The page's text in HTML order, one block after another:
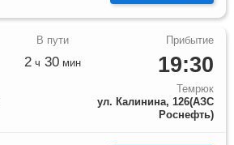
19:30
Темрюк
ул. Калинина, 126(АЗС
Роснефть)
2 ч 30 мин